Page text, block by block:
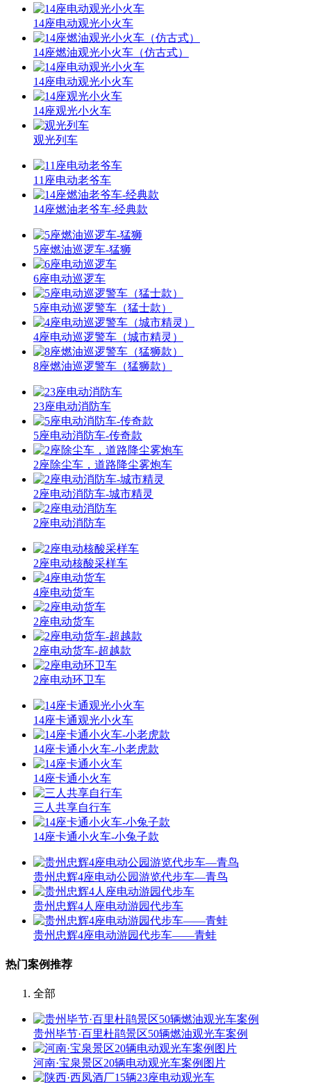
14座电动观光小火车
14座燃油观光小火车（仿古式）
14座电动观光小火车
14座观光小火车
观光列车
11座电动老爷车
14座燃油老爷车-经典款
5座燃油巡逻车-猛狮
6座电动巡逻车
5座电动巡逻警车（猛士款）
4座电动巡逻警车（城市精灵）
8座燃油巡逻警车（猛狮款）
23座电动消防车
5座电动消防车-传奇款
2座除尘车，道路降尘雾炮车
2座电动消防车-城市精灵
2座电动消防车
2座电动核酸采样车
4座电动货车
2座电动货车
2座电动货车-超越款
2座电动环卫车
14座卡通观光小火车
14座卡通小火车-小老虎款
14座卡通小火车
三人共享自行车
14座卡通小火车-小兔子款
贵州忠辉4座电动公园游览代步车—青鸟
贵州忠辉4人座电动游园代步车
贵州忠辉4座电动游园代步车——青蛙
热门案例推荐
全部
贵州毕节·百里杜鹃景区50辆燃油观光车案例
河南·宝泉景区20辆电动观光车案例图片